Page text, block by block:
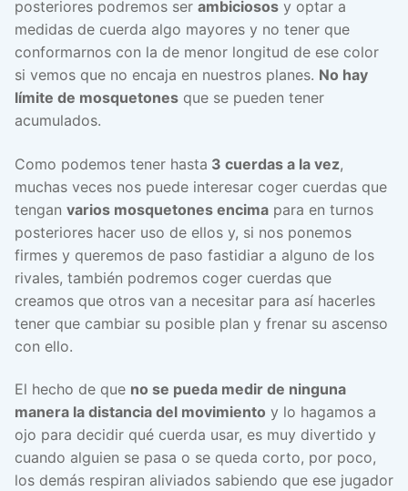
posteriores podremos ser ambiciosos y optar a
medidas de cuerda algo mayores y no tener que
conformarnos con la de menor longitud de ese color
si vemos que no encaja en nuestros planes. No hay
límite de mosquetones que se pueden tener
acumulados.
Como podemos tener hasta 3 cuerdas a la vez,
muchas veces nos puede interesar coger cuerdas que
tengan varios mosquetones encima para en turnos
posteriores hacer uso de ellos y, si nos ponemos
firmes y queremos de paso fastidiar a alguno de los
rivales, también podremos coger cuerdas que
creamos que otros van a necesitar para así hacerles
tener que cambiar su posible plan y frenar su ascenso
con ello.
El hecho de que no se pueda medir de ninguna
manera la distancia del movimiento y lo hagamos a
ojo para decidir qué cuerda usar, es muy divertido y
cuando alguien se pasa o se queda corto, por poco,
los demás respiran aliviados sabiendo que ese jugador